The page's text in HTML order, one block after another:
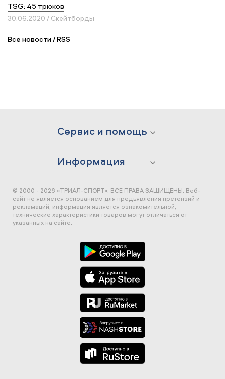
TSG: 45 трюков
30.06.2020 / Скейтборды
Все новости/RSS
Сервис и помощь
Информация
© 2000 - 2026 «ТРИАЛ-СПОРТ». ВСЕ ПРАВА ЗАЩИЩЕНЫ. Веб-
сайт не является основанием для предъявления претензий и
рекламаций, информация является ознакомительной,
технические характеристики товаров могут отличаться от
указанных на сайте.